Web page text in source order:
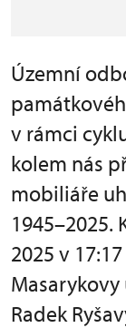
Územní
v rámci
kolem nás
mobiliáře
1945–2025.
2025 v
Masarykovy
Radek